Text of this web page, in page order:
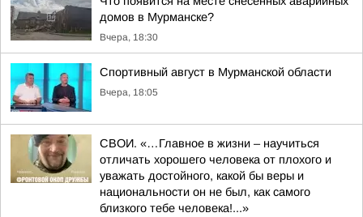
домов в Мурманске?
Вчера, 18:30
Спортивный август в Мурманской области
Вчера, 18:05
СВОИ. «…Главное в жизни – научиться
отличать хорошего человека от плохого и
уважать достойного, какой бы веры и
национальности он не был, как самого
близкого тебе человека!...»